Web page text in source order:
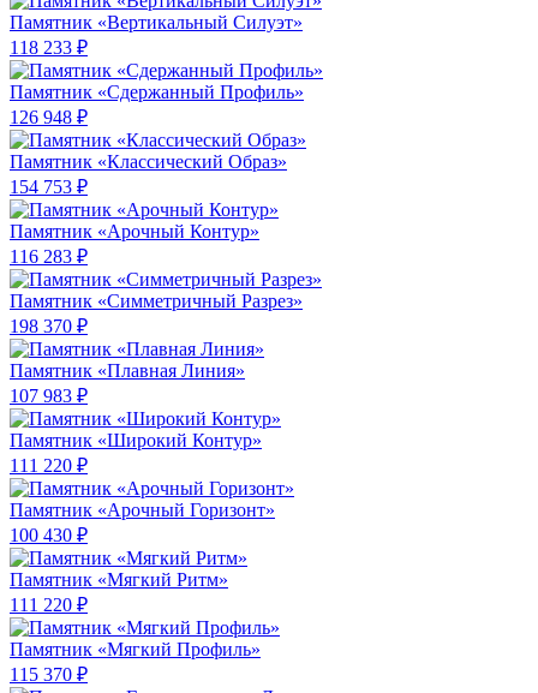
Памятник «Вертикальный Силуэт»
118 233 ₽
Памятник «Сдержанный Профиль»
126 948 ₽
Памятник «Классический Образ»
154 753 ₽
Памятник «Арочный Контур»
116 283 ₽
Памятник «Симметричный Разрез»
198 370 ₽
Памятник «Плавная Линия»
107 983 ₽
Памятник «Широкий Контур»
111 220 ₽
Памятник «Арочный Горизонт»
100 430 ₽
Памятник «Мягкий Ритм»
111 220 ₽
Памятник «Мягкий Профиль»
115 370 ₽